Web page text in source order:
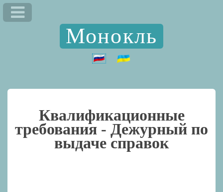
Монокль
Квалификационные
требования - Дежурный по
выдаче справок